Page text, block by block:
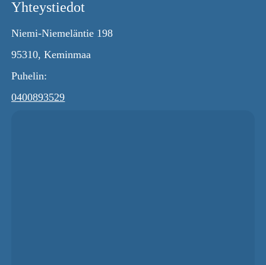
Yhteystiedot
Niemi-Niemeläntie 198
95310, Keminmaa
Puhelin:
0400893529